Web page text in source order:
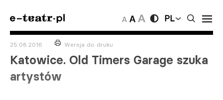
PL
25.08.2016 Wersja do druku
Katowice. Old Timers Garage szuka
artystów